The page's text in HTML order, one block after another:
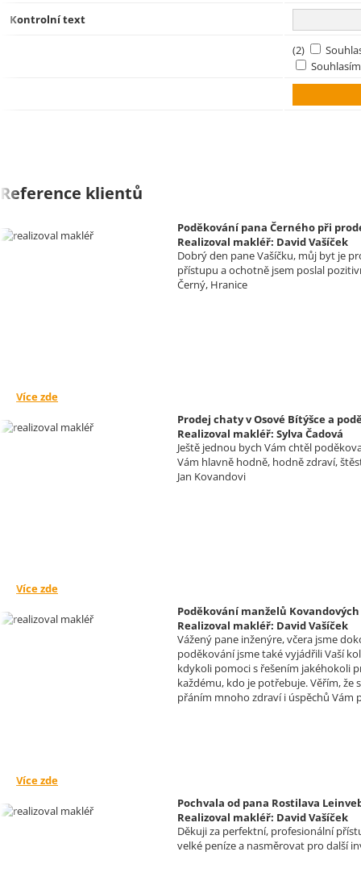
Kontrolní text
(2)
Reference klientů
Poděkování pana Černého při
Realizoval makléř: David Vašíček
Dobrý den pane Vašíčku, můj byt je
přístupu a ochotně jsem poslal
Černý, Hranice
Více zde
Prodej chaty v Osové Bítýšce a
Realizoval makléř: Sylva Čadová
Ještě jednou bych Vám chtěl
Vám hlavně hodně, hodně zdraví,
Jan Kovandovi
Více zde
Poděkování manželů
Realizoval makléř: David Vašíček
Vážený pane inženýre, včera jsme
poděkování jsme také vyjádřili Vaší
kdykoli pomoci s řešením jakéhokoli
každému, kdo je potřebuje. Věřím,
přáním mnoho zdraví i úspěchů Vám
Více zde
Pochvala od pana Rostilava
Realizoval makléř: David Vašíček
Děkuji za perfektní, profesionální
velké peníze a nasměrovat pro další